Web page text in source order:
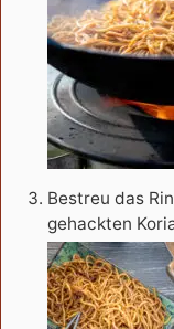
Bestreu das
gehackten